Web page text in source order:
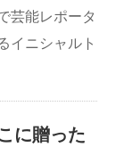
芸能レポータ
イニシャルト
に贈った